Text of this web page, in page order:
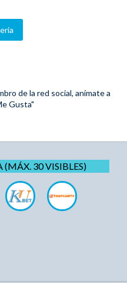
de la red social, anímate a
Gusta"
(MÁX. 30 VISIBLES)